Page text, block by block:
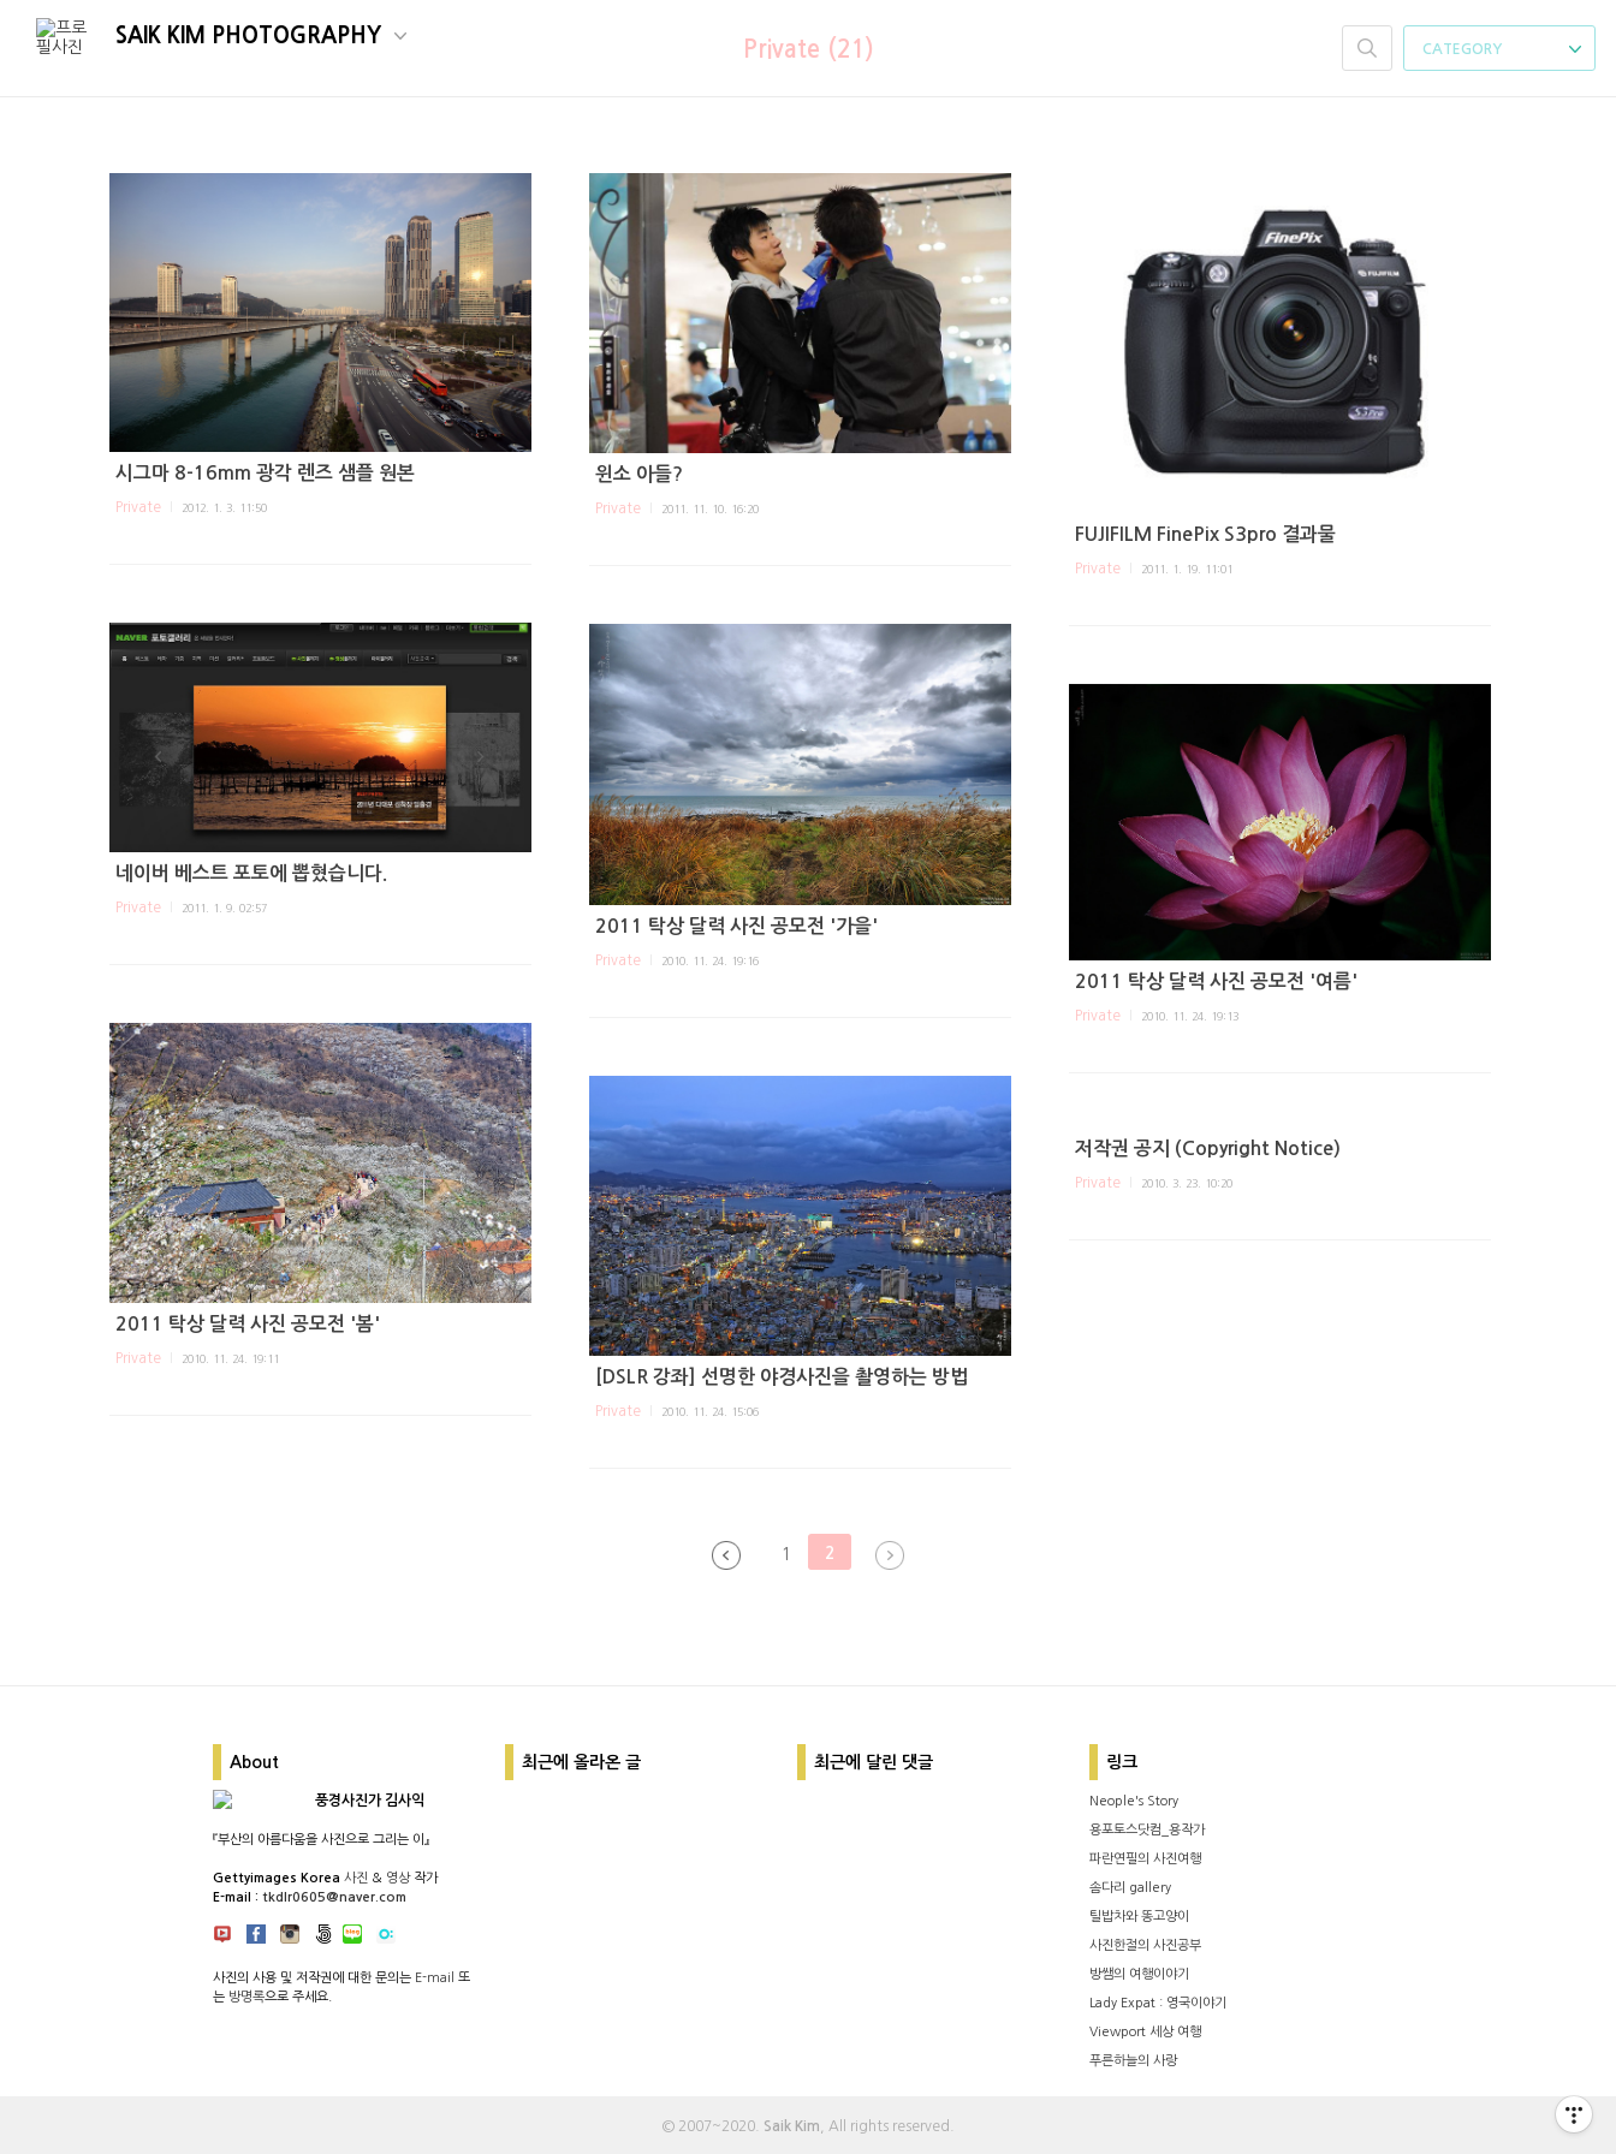
SAIK KIM PHOTOGRAPHY
CATEGORY
Private (21)
시그마 8-16mm 광각 렌즈 샘플 원본
Private 2012. 1. 3. 11:50
윈소 아들?
Private 2011. 11. 10. 16:20
FUJIFILM FinePix S3pro 결과물
Private 2011. 1. 19. 11:01
네이버 베스트 포토에 뽑혔습니다.
Private 2011. 1. 9. 02:57
2011 탁상 달력 사진 공모전 '가을'
Private 2010. 11. 24. 19:16
2011 탁상 달력 사진 공모전 '여름'
Private 2010. 11. 24. 19:13
2011 탁상 달력 사진 공모전 '봄'
Private 2010. 11. 24. 19:11
[DSLR 강좌] 선명한 야경사진을 촬영하는 방법
Private 2010. 11. 24. 15:06
저작권 공지 (Copyright Notice)
Private 2010. 3. 23. 10:20
1 2
About
풍경사진가 김사익
『부산의 아름다움을 사진으로 그리는 이』
Gettyimages Korea 사진 & 영상작가
E-mail : tkdlr0605@naver.com
사진의 사용 및 저작권에 대한 문의는 E-mail
또
는 방명록으로 주세요.
최근에 올라온 글 최근에 달린 댓글 링크
Neople's Story
용포토스닷컴_용작가
파란연필의 사진여행
솜다리 gallery
틸밥차와 똥고양이
사진한절의 사진공부
방쌤의 여행이야기
Lady Expat : 영국이야기
Viewport 세상 여행
푸른하늘의 사랑
© 2007~2020. Saik Kim , All rights reserved.